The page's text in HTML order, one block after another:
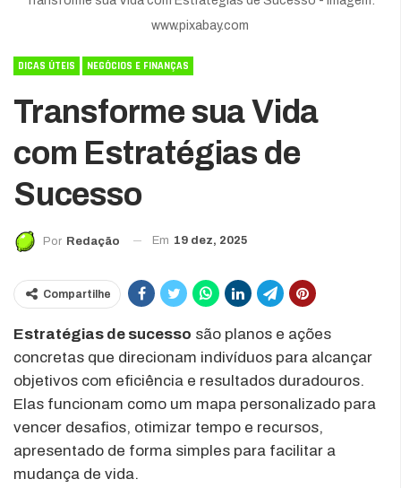
www.pixabay.com
DICAS ÚTEIS NEGÓCIOS E FINANÇAS
Transforme sua Vida
com Estratégias de
Sucesso
Por Redação Em 19 dez, 2025
Compartilhe
Estratégias de sucesso são planos e ações
concretas que direcionam indivíduos para alcançar
objetivos com eficiência e resultados duradouros.
Elas funcionam como um mapa personalizado para
vencer desafios, otimizar tempo e recursos,
apresentado de forma simples para facilitar a
mudança de vida.